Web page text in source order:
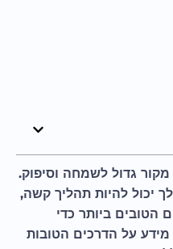
גדול לשמחה וסיפוק.
יכול להיות תהליך קשה,
הטובים ביותר כדי
על הדרכים הטובות